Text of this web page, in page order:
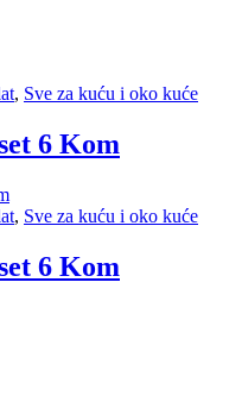
, Sve za kuću i oko kuće
6 Kom
, Sve za kuću i oko kuće
6 Kom